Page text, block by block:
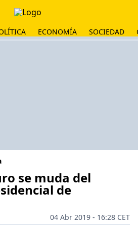
ECONOMÍA SOCIEDAD
se muda del
de
04 Abr 2019 - 16:28 CET